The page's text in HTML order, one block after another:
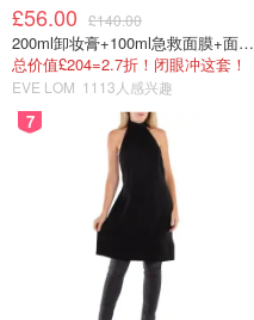
£56.00 £140.00
200ml卸妆膏+100ml急救面膜+面霜+洁颜布
总价值£204=2.7折！闭眼冲这套！
EVE LOM 1113人感兴趣
7